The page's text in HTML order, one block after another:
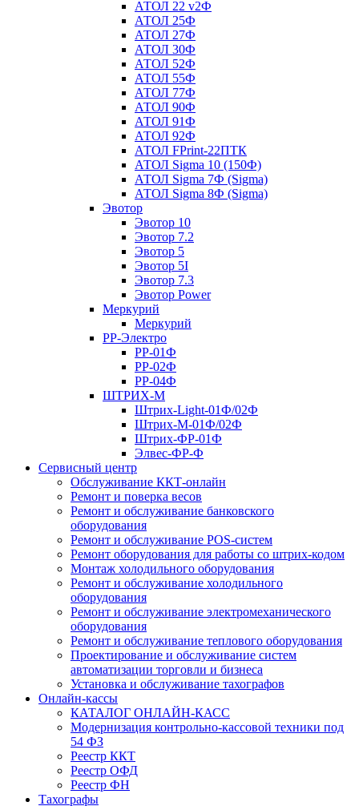
АТОЛ 22 v2Ф
АТОЛ 25Ф
АТОЛ 27Ф
АТОЛ 30Ф
АТОЛ 52Ф
АТОЛ 55Ф
АТОЛ 77Ф
АТОЛ 90Ф
АТОЛ 91Ф
АТОЛ 92Ф
АТОЛ FPrint-22ПТК
АТОЛ Sigma 10 (150Ф)
АТОЛ Sigma 7Ф (Sigma)
АТОЛ Sigma 8Ф (Sigma)
Эвотор
Эвотор 10
Эвотор 7.2
Эвотор 5
Эвотор 5I
Эвотор 7.3
Эвотор Power
Меркурий
Меркурий
РР-Электро
РР-01Ф
РР-02Ф
РР-04Ф
ШТРИХ-М
Штрих-Light-01Ф/02Ф
Штрих-М-01Ф/02Ф
Штрих-ФР-01Ф
Элвес-ФР-Ф
Сервисный центр
Обслуживание ККТ-онлайн
Ремонт и поверка весов
Ремонт и обслуживание банковского
оборудования
Ремонт и обслуживание POS-систем
Ремонт оборудования для работы со штрих-кодом
Монтаж холодильного оборудования
Ремонт и обслуживание холодильного
оборудования
Ремонт и обслуживание электромеханического
оборудования
Ремонт и обслуживание теплового оборудования
Проектирование и обслуживание систем
автоматизации торговли и бизнеса
Установка и обслуживание тахографов
Онлайн-кассы
КАТАЛОГ ОНЛАЙН-КАСС
Модернизация контрольно-кассовой техники под
54 ФЗ
Реестр ККТ
Реестр ОФД
Реестр ФН
Тахографы